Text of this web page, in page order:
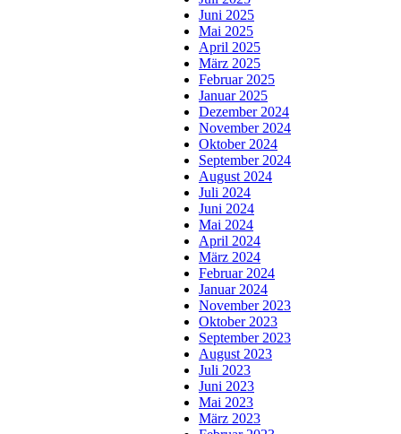
Juni 2025
Mai 2025
April 2025
März 2025
Februar 2025
Januar 2025
Dezember 2024
November 2024
Oktober 2024
September 2024
August 2024
Juli 2024
Juni 2024
Mai 2024
April 2024
März 2024
Februar 2024
Januar 2024
November 2023
Oktober 2023
September 2023
August 2023
Juli 2023
Juni 2023
Mai 2023
März 2023